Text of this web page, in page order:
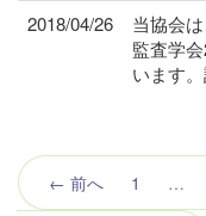
2018/04/26
当協会
監査学
います
← 前へ 1 …